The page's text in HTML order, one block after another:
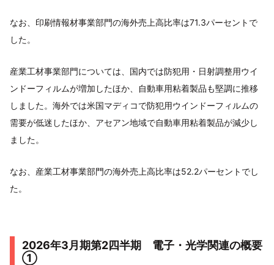
なお、印刷情報材事業部門の海外売上高比率は71.3パーセントで
した。
産業工材事業部門については、国内では防犯用・日射調整用ウイ
ンドーフィルムが増加したほか、自動車用粘着製品も堅調に推移
しました。海外では米国マディコで防犯用ウインドーフィルムの
需要が低迷したほか、アセアン地域で自動車用粘着製品が減少し
ました。
なお、産業工材事業部門の海外売上高比率は52.2パーセントでし
た。
2026年3月期第2四半期 電子・光学関連の概要
①